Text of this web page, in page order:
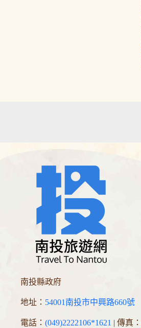
南投縣政府
地址： 54001南投市中興路660號
電話： (049)2222106*1621 | 傳真：